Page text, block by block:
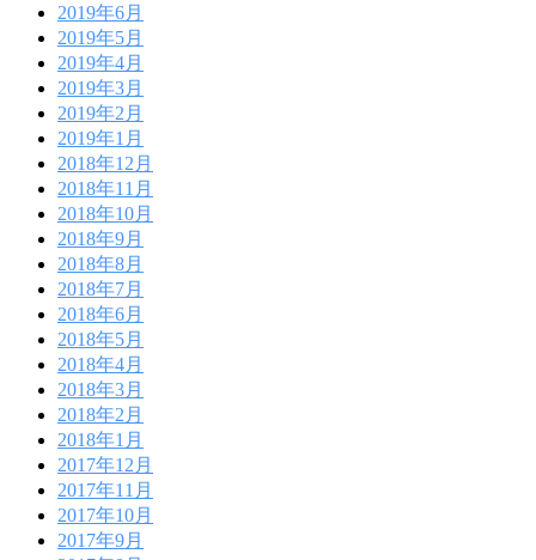
2019年6月
2019年5月
2019年4月
2019年3月
2019年2月
2019年1月
2018年12月
2018年11月
2018年10月
2018年9月
2018年8月
2018年7月
2018年6月
2018年5月
2018年4月
2018年3月
2018年2月
2018年1月
2017年12月
2017年11月
2017年10月
2017年9月